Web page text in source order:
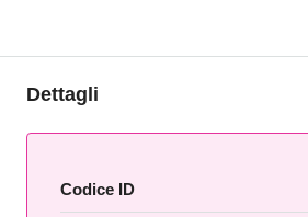
Dettagli
Codice ID